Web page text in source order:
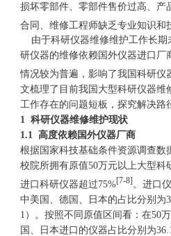
损坏零部件、零部件售价过高、产
合同、维修工程师缺乏专业知识和
由于科研仪器维修维护工作长期
研仪器的维修依赖国外仪器进口厂
情况较为普遍，影响了我国科研仪
文梳理了目前我国大型科研仪器维
工作存在的问题短板，探究解决路
1 科研仪器维修维护现状
1.1 高度依赖国外仪器厂商
根据国家科技基础条件资源调查数
校院所拥有原值50万元以上大型科
进口科研仪器超过75%[7-8] 。进口
中美国、德国、日本的占比分别为
1）。按照不同原值区间看：在50
国、日本进口的仪器占比分别为